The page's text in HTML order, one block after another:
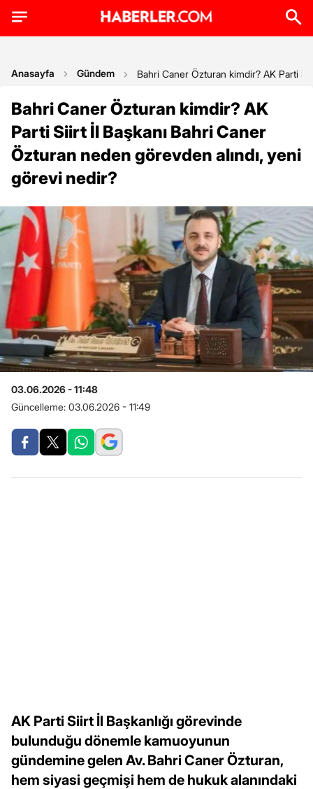
Anasayfa Gündem Bahri Caner Özturan kimdir? AK Parti
Bahri Caner Özturan kimdir? AK
Parti Siirt İl Başkanı Bahri Caner
Özturan neden görevden alındı, yeni
görevi nedir?
03.06.2026 - 11:48
Güncelleme: 03.06.2026 - 11:49
AK Parti Siirt İl Başkanlığı görevinde
bulunduğu dönemle kamuoyunun
gündemine gelen Av. Bahri Caner Özturan,
hem siyasi geçmişi hem de hukuk alanındaki